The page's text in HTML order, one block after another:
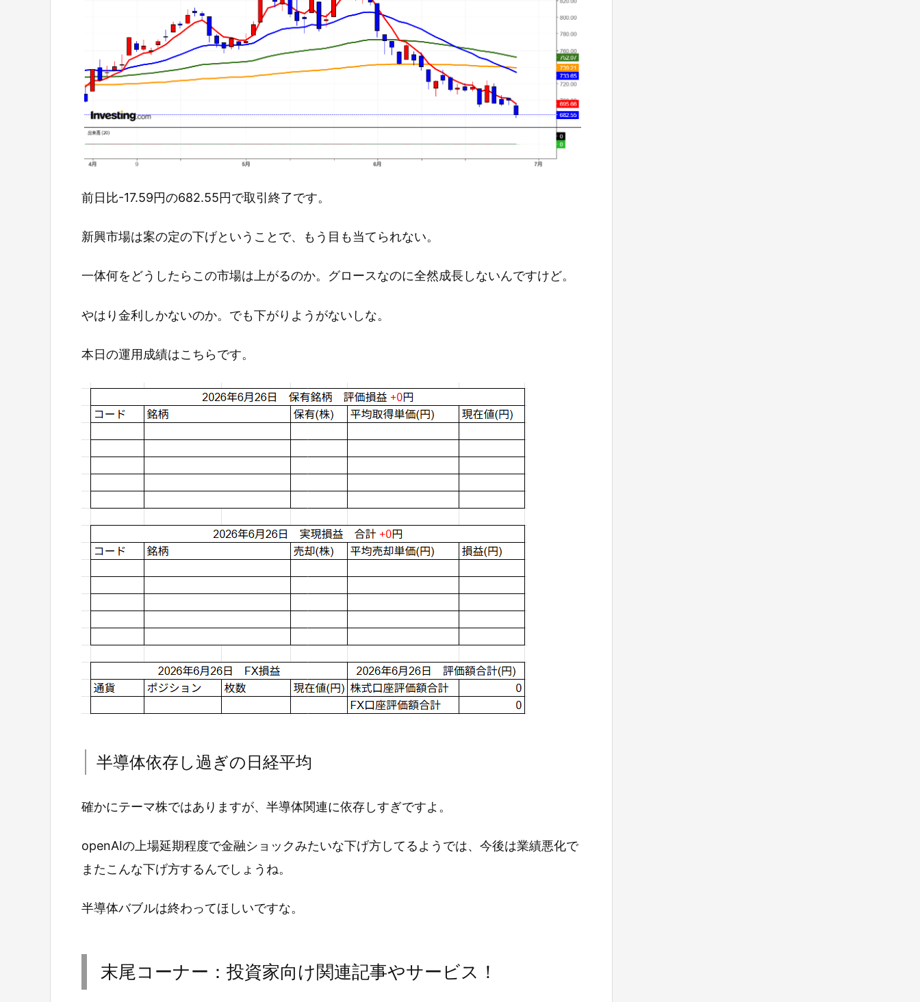
前日比-17.59円の682.55円で取引終了です。
新興市場は案の定の下げということで、もう目も当てられない。
一体何をどうしたらこの市場は上がるのか。グロースなのに全然成長しないんですけど。
やはり金利しかないのか。でも下がりようがないしな。
本日の運用成績はこちらです。
半導体依存し過ぎの日経平均
確かにテーマ株ではありますが、半導体関連に依存しすぎですよ。
openAIの上場延期程度で金融ショックみたいな下げ方してるようでは、今後は業績悪化で
またこんな下げ方するんでしょうね。
半導体バブルは終わってほしいですな。
末尾コーナー：投資家向け関連記事やサービス！